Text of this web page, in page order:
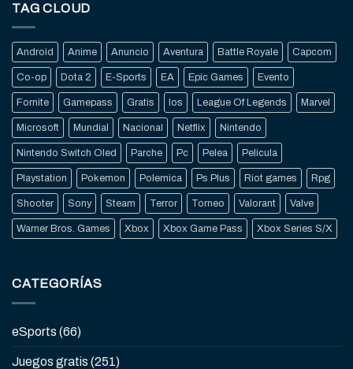
TAG CLOUD
Android Anime Anuncio Aventura Battle Royale Capcom
Co-op Dota 2 E-Sports EA Epic Games Evento
Fornite Gamepass Gratis Ios League Of Legends Marvel
Microsoft Mundial Nacional Netflix Nintendo
Nintendo Switch Oled Parche Pc Pelea Pelicula
Playstation Pokemon Polemica Ps Plus Riot games Rpg
Shooter Sony Steam Terror Torneo Valorant Valve
Warner Bros. Games Xbox Xbox Game Pass Xbox Series S/X
CATEGORÍAS
eSports (66)
Juegos gratis (251)